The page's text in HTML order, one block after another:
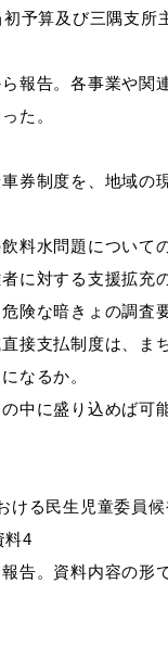
イ
ービス
ール
ク集
ご
初予算及び三隅支所
報告。各事業や関
た。
制度を、地域の
水問題について
対する支援拡充
な暗きょの調査
支払制度は、ま
なるか。
盛り込めば可能
ける民生児童委員
4
告。資料内容の形